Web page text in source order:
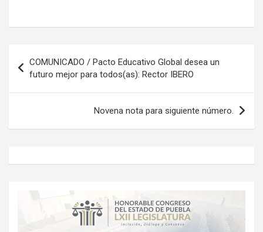
de
entradas
COMUNICADO / Pacto Educativo Global desea un
futuro mejor para todos(as): Rector IBERO
Novena nota para siguiente número.